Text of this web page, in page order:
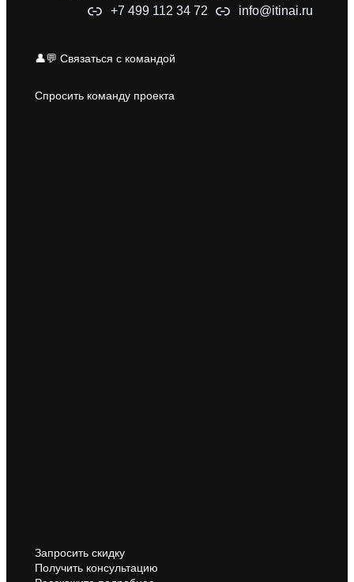
+7 499 112 34 72
info@itinai.ru
👤💬 Связаться с командой
Спросить команду проекта
Запросить скидку
Получить консультацию